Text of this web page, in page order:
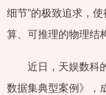
细节”的极致追求，
算、可推理的物理结
近日，天娱数科的
数据集典型案例》，